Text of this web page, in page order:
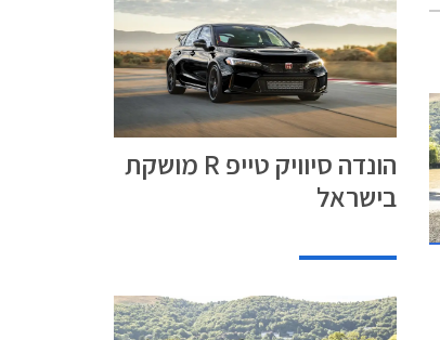
הונדה סיוויק טייפ R מושקת
בישראל